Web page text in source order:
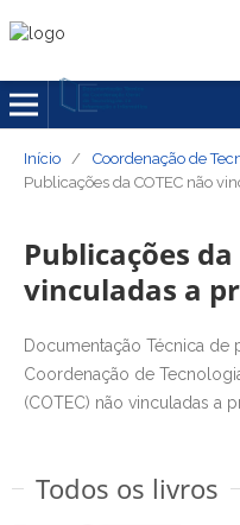
Início / Coordenação de
Publicações da COTEC não
Publicações da
vinculadas a
Documentação Técnica de
Coordenação de
(COTEC) não vinculadas a
Todos os livros